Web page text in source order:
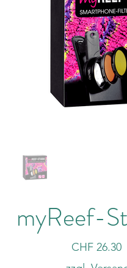
myReef-
Preis
CHF 26.30